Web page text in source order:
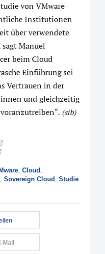
von VMware
Institutionen
über verwendete
Manuel
beim Cloud
Einführung sei
Vertrauen in der
und gleichzeitig
(sib)
, Cloud ,
, Sovereign Cloud , Studie
Mail